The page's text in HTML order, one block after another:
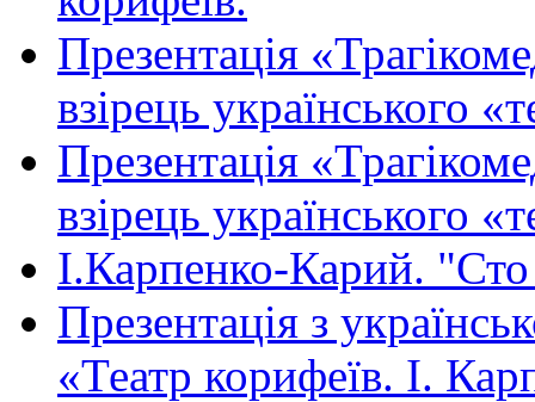
Презентація
взірець українського
Презентація
взірець українського
І.Карпенко-Карий.
Презентація з
«Театр корифеїв. І.